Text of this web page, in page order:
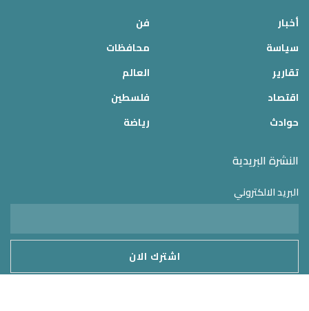
أخبار
سياسة
تقارير
اقتصاد
حوادث
فن
محافظات
العالم
فلسطين
رياضة
النشرة البريدية
البريد الالكتروني